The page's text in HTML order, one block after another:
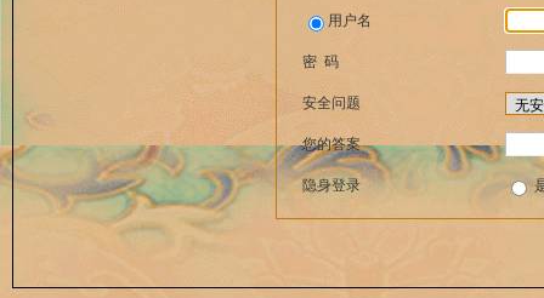
用户名
密 码
安全问题
您的答案
隐身登录